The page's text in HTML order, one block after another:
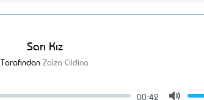
Sarı Kız
Tarafından Zalza Cildina
00:42